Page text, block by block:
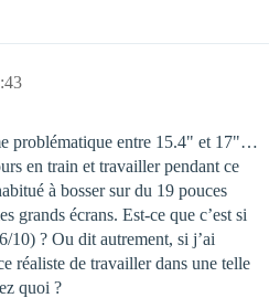
problématique entre 15.4" et 17"…
en train et travailler pendant ce
à bosser sur du 19 pouces
grands écrans. Est-ce que c’est si
10) ? Ou dit autrement, si j’ai
réaliste de travailler dans une telle
quoi ?